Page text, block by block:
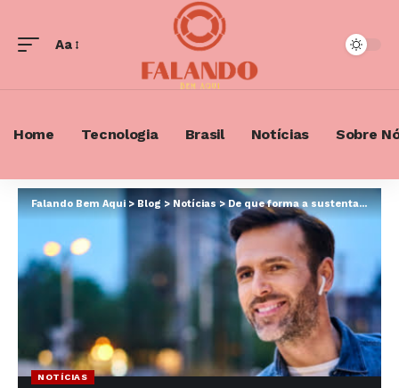
Font
Aa
Home Tecnologia Brasil Notícias Sobre
Falando Bem Aqui > Blog > Notícias >De que forma a sustentabilidade pode transformar os lucros da sua empresa?
NOTÍCIAS